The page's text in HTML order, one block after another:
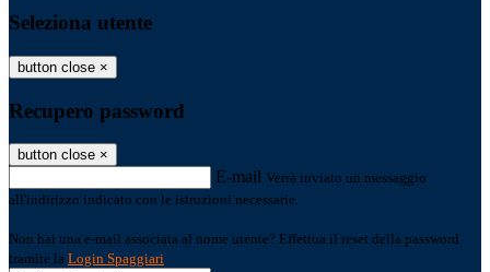
Seleziona utente
button close ×
Recupero password
button close ×
E-mail Verrà inviato un messaggio
all'indirizzo indicato con le istruzioni necessarie.
Non hai una e-mail associata al nome utente? Effettua il reset della password
tramite la Login Spaggiari